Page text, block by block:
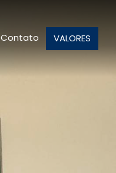
Contato VALORES